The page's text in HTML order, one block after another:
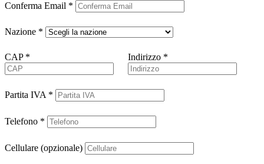
Conferma Email *
Nazione *
CAP * Indirizzo *
Partita IVA *
Telefono *
Cellulare (opzionale)